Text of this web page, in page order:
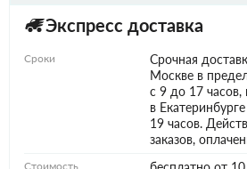
Экспресс доставка
Сроки
Срочная
Москве в
с 9 до 17 часов,
в
19 часов.
заказов,
Стоимость